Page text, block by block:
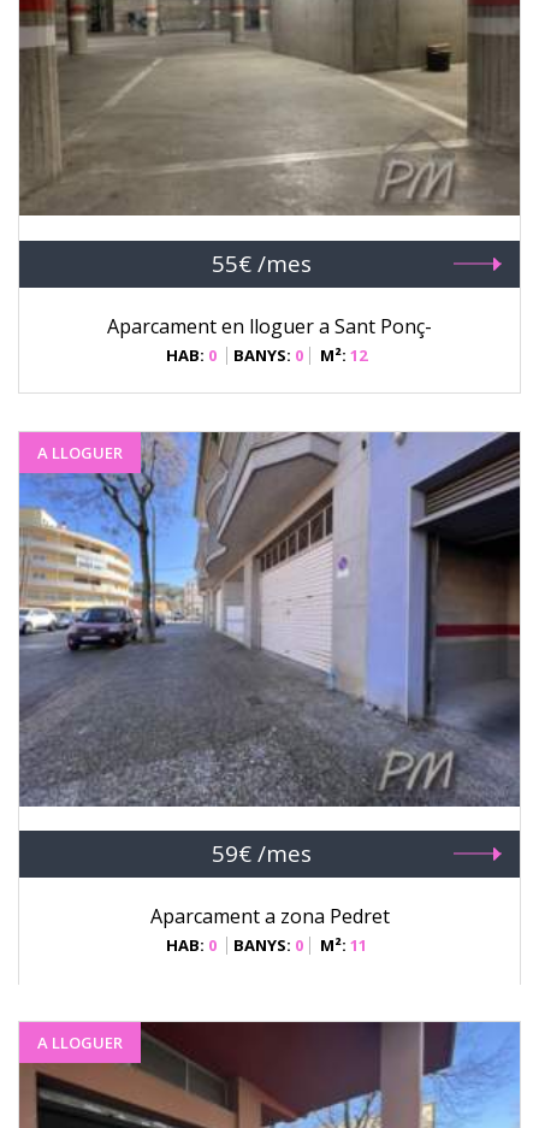
55€ /mes
Aparcament en lloguer a Sant Ponç-
HAB: 0 BANYS: 0 M²: 12
A LLOGUER
59€ /mes
Aparcament a zona Pedret
HAB: 0 BANYS: 0 M²: 11
A LLOGUER